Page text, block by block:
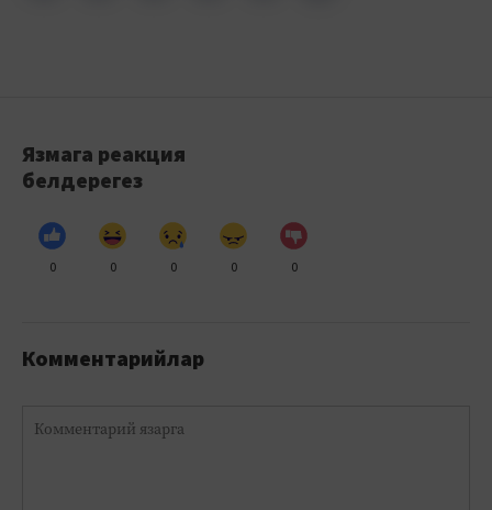
Язмага реакция
белдерегез
0 0 0 0 0
Комментарийлар